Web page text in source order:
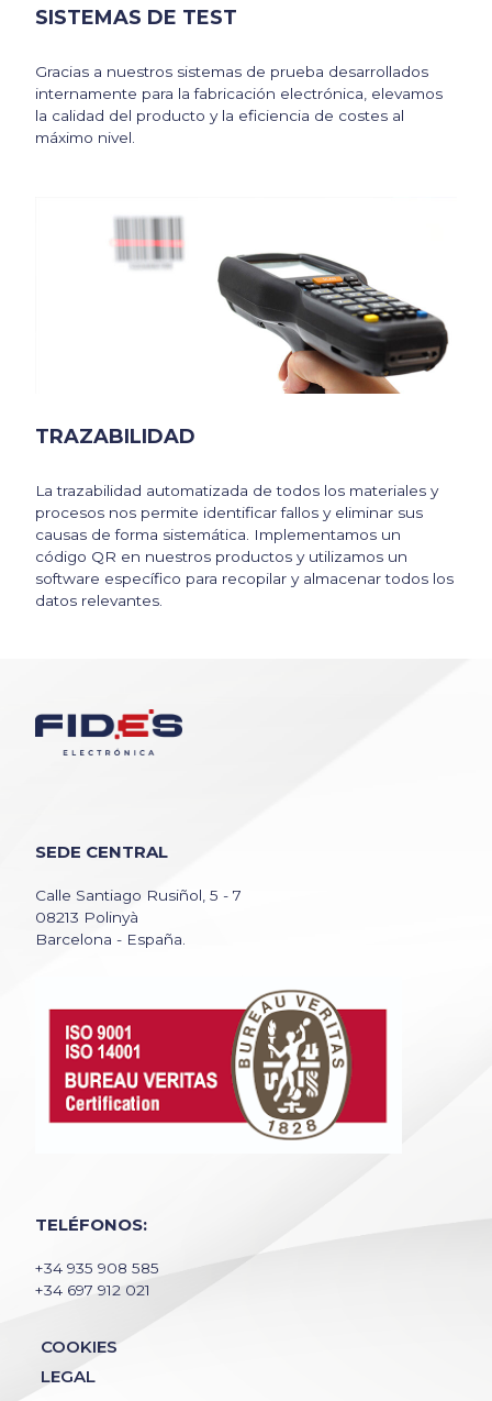
SISTEMAS DE TEST
Gracias a nuestros sistemas de prueba desarrollados
internamente para la fabricación electrónica, elevamos
la calidad del producto y la eficiencia de costes al
máximo nivel.
TRAZABILIDAD
La trazabilidad automatizada de todos los materiales y
procesos nos permite identificar fallos y eliminar sus
causas de forma sistemática. Implementamos un
código QR en nuestros productos y utilizamos un
software específico para recopilar y almacenar todos los
datos relevantes.
SEDE CENTRAL
Calle Santiago Rusiñol, 5 - 7
08213 Polinyà
Barcelona - España.
TELÉFONOS:
+34 935 908 585
+34 697 912 021
COOKIES
LEGAL